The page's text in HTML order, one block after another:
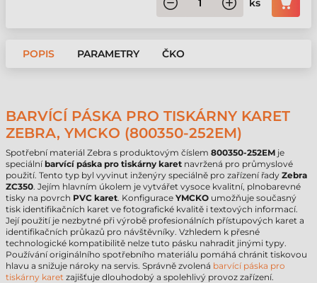
ks
POPIS PARAMETRY ČKO
BARVÍCÍ PÁSKA PRO TISKÁRNY KARET
ZEBRA, YMCKO (800350-252EM)
Spotřební materiál Zebra s produktovým číslem 800350-252EM je
speciálníbarvící páska pro tiskárny karet navržená pro průmyslové
použití. Tento typ byl vyvinut inženýry speciálně pro zařízení řady Zebra
ZC350. Jejím hlavním úkolem je vytvářet vysoce kvalitní, plnobarevné
tisky na povrch PVC karet. Konfigurace YMCKO umožňuje současný
tisk identifikačních karet ve fotografické kvalitě i textových informací.
Její použití je nezbytné při výrobě profesionálních přístupových karet a
identifikačních průkazů pro návštěvníky. Vzhledem k přesné
technologické kompatibilitě nelze tuto pásku nahradit jinými typy.
Používání originálního spotřebního materiálu pomáhá chránit tiskovou
hlavu a snižuje nároky na servis. Správně zvolená barvící páska pro
tiskárny karet zajišťuje dlouhodobý a spolehlivý provoz zařízení.